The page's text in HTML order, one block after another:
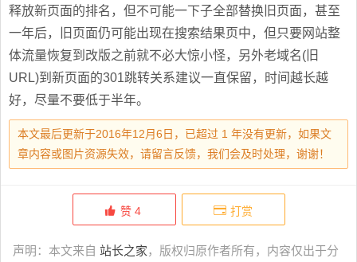
释放新页面的排名，但不可能一下子全部替换旧页面，甚至
一年后，旧页面仍可能出现在搜索结果页中，但只要网站整
体流量恢复到改版之前就不必大惊小怪，另外老域名(旧
URL)到新页面的301跳转关系建议一直保留，时间越长越
好，尽量不要低于半年。
本文最后更新于2016年12月6日，已超过 1 年没有更新，如果文
章内容或图片资源失效，请留言反馈，我们会及时处理，谢谢！
赞 4 打赏
声明：本文来自 站长之家，版权归原作者所有，内容仅出于分